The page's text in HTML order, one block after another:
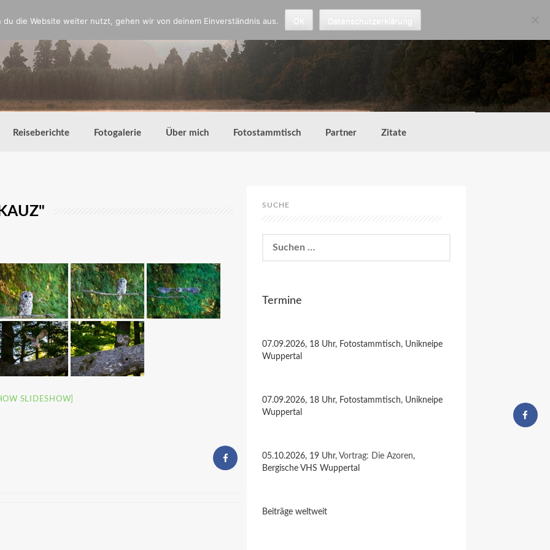
Reiseberichte Fotogalerie Über mich Fotostammtisch Partner Zitate
SLIDESHOW]
SUCHE
nach:
Termine
07.09.2026, 18 Uhr, Fotostammtisch, Unikneipe
Wuppertal
07.09.2026, 18 Uhr, Fotostammtisch, Unikneipe
Wuppertal
05.10.2026, 19 Uhr, Vortrag: Die Azoren,
Bergische VHS Wuppertal
Beiträge weltweit
die Website weiter nutzt, gehen wir von deinem Einverständnis aus.